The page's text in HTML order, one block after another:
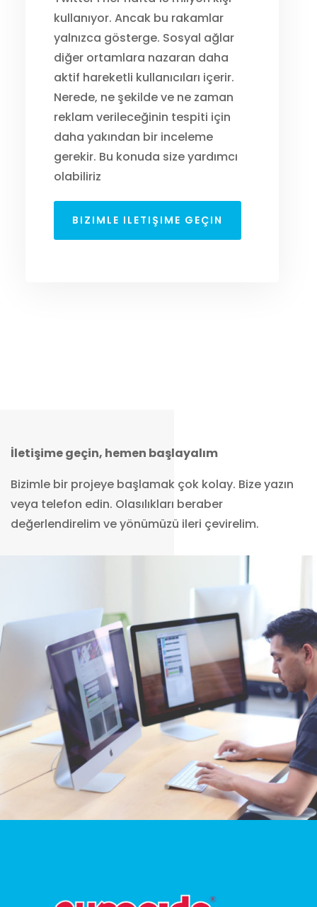
kullanıyor. Ancak bu rakamlar
yalnızca gösterge. Sosyal ağlar
diğer ortamlara nazaran daha
aktif hareketli kullanıcıları içerir.
Nerede, ne şekilde ve ne zaman
reklam verileceğinin tespiti için
daha yakından bir inceleme
gerekir. Bu konuda size yardımcı
olabiliriz
BIZIMLE ILETIŞIME GEÇIN
İletişime geçin, hemen başlayalım
Bizimle bir projeye başlamak çok kolay. Bize yazın
veya telefon edin. Olasılıkları beraber
değerlendirelim ve yönümüzü ileri çevirelim.